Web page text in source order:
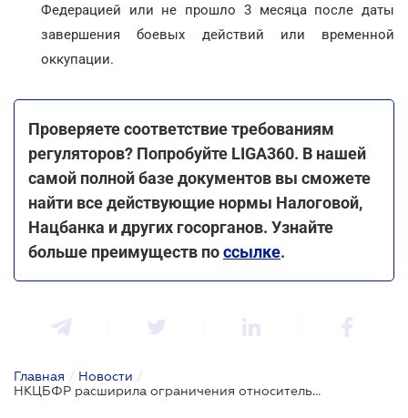
Федерацией или не прошло 3 месяца после даты
завершения боевых действий или временной
оккупации.
Проверяете соответствие требованиям
регуляторов? Попробуйте LIGA360. В нашей
самой полной базе документов вы сможете
найти все действующие нормы Налоговой,
Нацбанка и других госорганов. Узнайте
больше преимуществ поссылке.
Главная / Новости /
НКЦБФР расширила ограничения относительно лицензирования профессиональной деятельности на рынках капитала